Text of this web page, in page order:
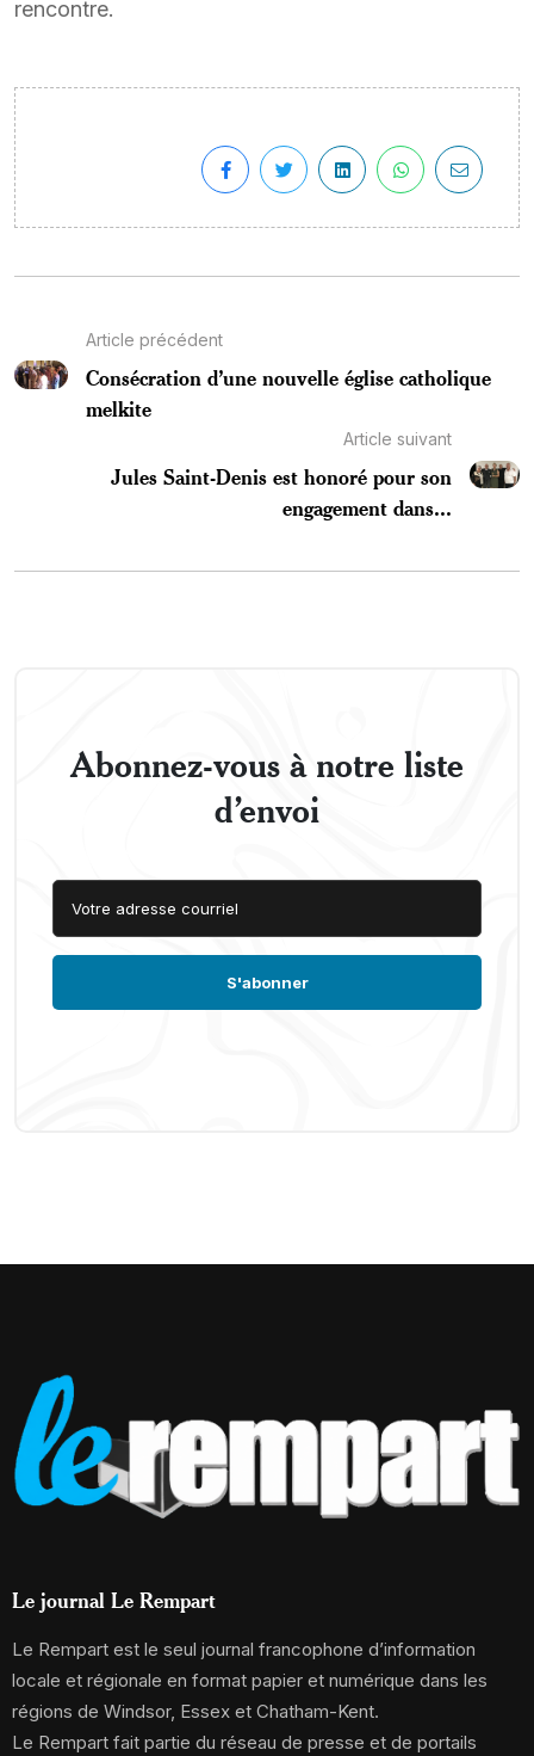
rencontre.
Article précédent
Consécration d’une nouvelle église catholique
melkite
Article suivant
Jules Saint-Denis est honoré pour son
engagement dans...
Abonnez-vous à notre liste
d’envoi
Le journal Le Rempart
Le Rempart est le seul journal francophone d’information
locale et régionale en format papier et numérique dans les
régions de Windsor, Essex et Chatham-Kent.
Le Rempart fait partie du réseau de presse et de portails